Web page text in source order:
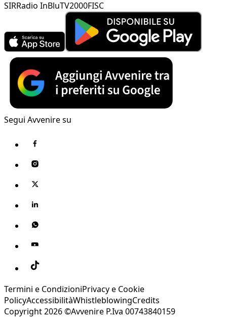
SIRRadio InBluTV2000FISC
Segui Avvenire su
Termini e CondizioniPrivacy e Cookie
PolicyAccessibilitàWhistleblowingCredits
Copyright 2026 ©Avvenire P.Iva 00743840159